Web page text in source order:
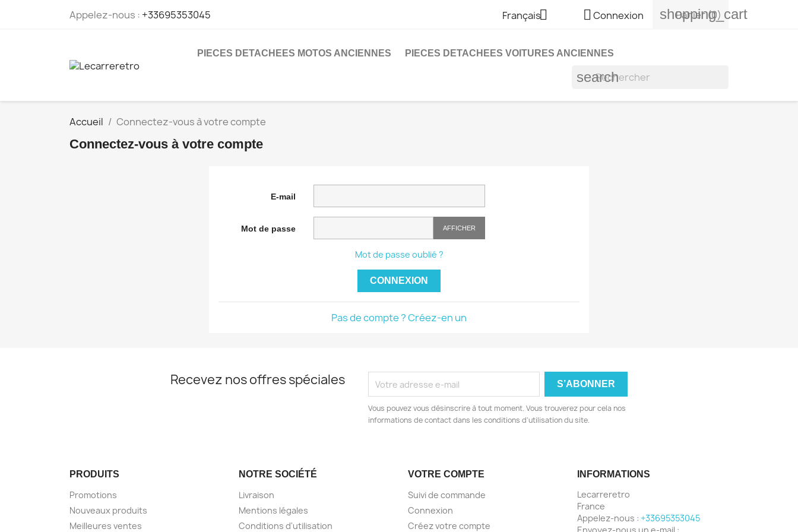
Appelez-nous : +33695353045 Français Connexion shopping_cart
Panier(0)
PIECES DETACHEES MOTOS ANCIENNES PIECES DETACHEES VOITURES ANCIENNES
search
Accueil Connectez-vous à votre compte
Connectez-vous à votre compte
E-mail
Mot de passe AFFICHER
Mot de passe oublié ?
CONNEXION
Pas de compte ? Créez-en un
Recevez nos offres spéciales
Vous pouvez vous désinscrire à tout moment. Vous trouverez pour cela nos
informations de contact dans les conditions d'utilisation du site.
PRODUITS
Promotions
Nouveaux produits
Meilleures ventes
NOTRE SOCIÉTÉ
Livraison
Mentions légales
Conditions d'utilisation
VOTRE COMPTE
Suivi de commande
Connexion
Créez votre compte
INFORMATIONS
Lecarreretro
France
Appelez-nous : +33695353045